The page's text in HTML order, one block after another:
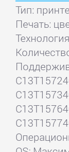
Тип:
Печать: